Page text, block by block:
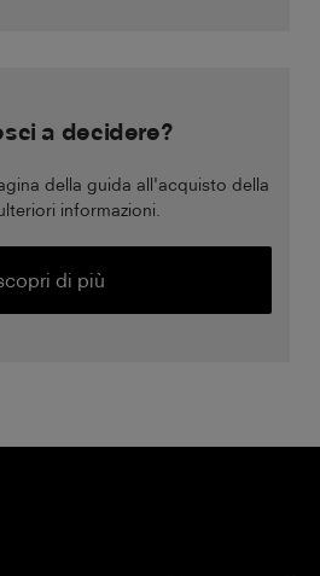
a decidere?
della guida all'acquisto della
informazioni.
di più